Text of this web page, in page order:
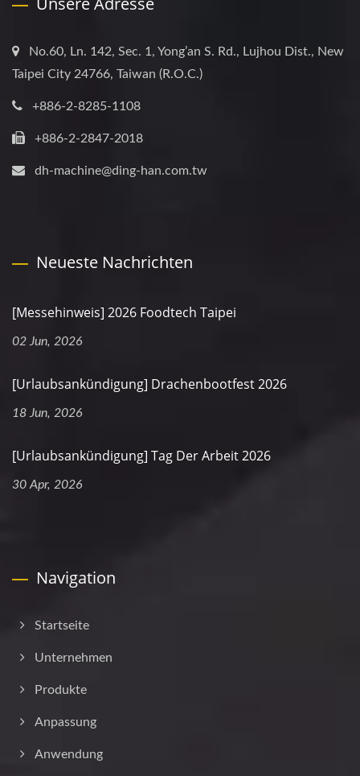
No.60, Ln. 142, Sec. 1, Yong’an S. Rd., Lujhou Dist., New
Taipei City 24766, Taiwan (R.O.C.)
+886-2-8285-1108
+886-2-2847-2018
dh-machine@ding-han.com.tw
Neueste Nachrichten
[Messehinweis] 2026 Foodtech Taipei
02 Jun, 2026
[Urlaubsankündigung] Drachenbootfest 2026
18 Jun, 2026
[Urlaubsankündigung] Tag Der Arbeit 2026
30 Apr, 2026
Navigation
Startseite
Unternehmen
Produkte
Anpassung
Anwendung